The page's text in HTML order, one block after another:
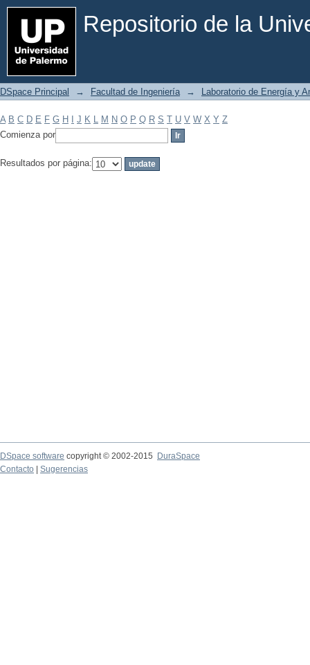
Repositorio de la
Filtrar por: Materia
DSpace Principal → Facultad de Ingeniería → Laboratorio de Energía y
A B C D E F G H J K L M N O P Q R S T U V W X Y Z
Comienza por
Resultados por página:
DSpace software copyright © 2002-2015
DuraSpace
Contacto
Sugerencias